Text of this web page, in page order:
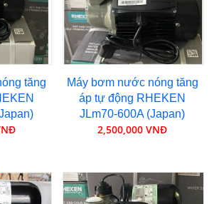
tăng
Máy bơm nước nóng tăng
áp tự động RHEKEN
JLm70-600A (Japan)
2,500,000 VNĐ